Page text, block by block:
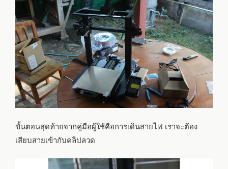
ขั้นตอนสุดท้ายจากคู่มือผู้ใช้คือการเดินสายไฟ เราจะต้อง
เสียบสายเข้ากับคลิปลวด